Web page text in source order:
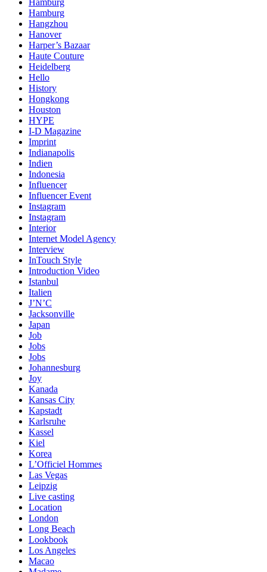
Hamburg
Hamburg
Hangzhou
Hanover
Harper’s Bazaar
Haute Couture
Heidelberg
Hello
History
Hongkong
Houston
HYPE
I-D Magazine
Imprint
Indianapolis
Indien
Indonesia
Influencer
Influencer Event
Instagram
Instagram
Interior
Internet Model Agency
Interview
InTouch Style
Introduction Video
Istanbul
Italien
J’N’C
Jacksonville
Japan
Job
Jobs
Jobs
Johannesburg
Joy
Kanada
Kansas City
Kapstadt
Karlsruhe
Kassel
Kiel
Korea
L’Officiel Hommes
Las Vegas
Leipzig
Live casting
Location
London
Long Beach
Lookbook
Los Angeles
Macao